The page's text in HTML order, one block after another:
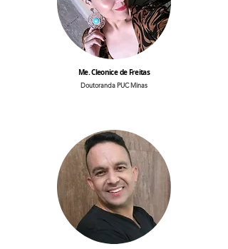
Me. Cleonice de Freitas
Doutoranda PUC Minas